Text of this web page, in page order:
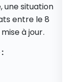
une situation
entre le 8
à jour.